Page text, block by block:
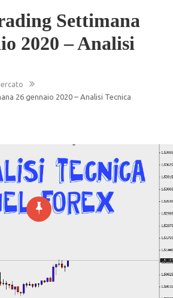
Settimana
2020 – Analisi
26 gennaio 2020 – Analisi Tecnica